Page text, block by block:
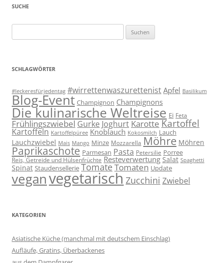
SUCHE
nach:
SCHLAGWÖRTER
#leckeresfürjedentag #wirrettenwaszurettenist Apfel Basilikum
Blog-Event Champignon Champignons
Die kulinarische Weltreise Ei Feta
Frühlingszwiebel Gurke Joghurt Karotte Kartoffel
Kartoffeln Kartoffelpüree Knoblauch Kokosmilch Lauch
Lauchzwiebel Mais Mango Minze Mozzarella Möhre Möhren
Paprikaschote Parmesan Pasta Petersilie Porree
Reis, Getreide und Hülsenfrüchte Resteverwertung Salat Spaghetti
Spinat Staudensellerie TomateTomaten Update
veganvegetarischZucchini Zwiebel
KATEGORIEN
Asiatische Küche (manchmal mit deutschem Einschlag)
Aufläufe, Gratins, Überbackenes